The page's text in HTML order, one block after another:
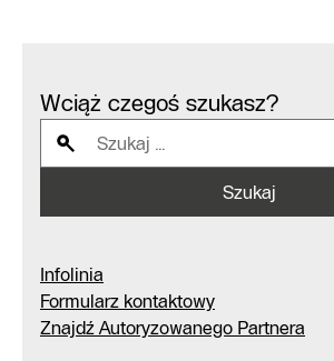
Wciąż czegoś szukasz?
Szukaj
Infolinia
Formularz kontaktowy
Znajdź Autoryzowanego Partnera